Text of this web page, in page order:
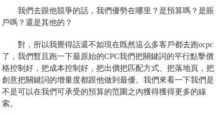
我們去跟他競爭的話，我們優勢在哪里？是預算嗎？是賬
戶嗎？還是其他的？
對，所以我覺得話還不如現在既然這么多客戶都去跑ocpc
了，我們暫且跑一下最原始的CPC我們把關鍵詞的平行點擊價
格控制好，把成本控制好，把出價把匹配方式、把落地頁，把
創意把關鍵詞的增量度都跟他做到最優。我們來看一下我們是
不是可以在我們可承受的預算的范圍之內獲得獲得更多的線
索。